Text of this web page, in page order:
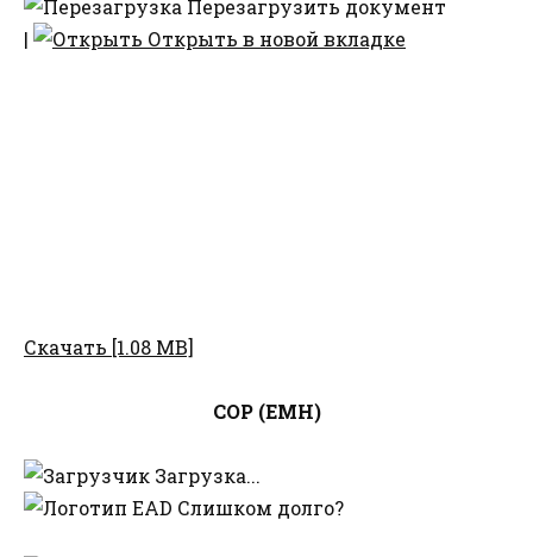
Перезагрузить документ
|
Открыть в новой вкладке
Скачать [1.08 MB]
СОР (ЕМН)
Загрузка...
Слишком долго?